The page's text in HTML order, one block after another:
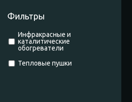
Фильтры
Инфракрасные и
каталитические
обогреватели
Тепловые пушки